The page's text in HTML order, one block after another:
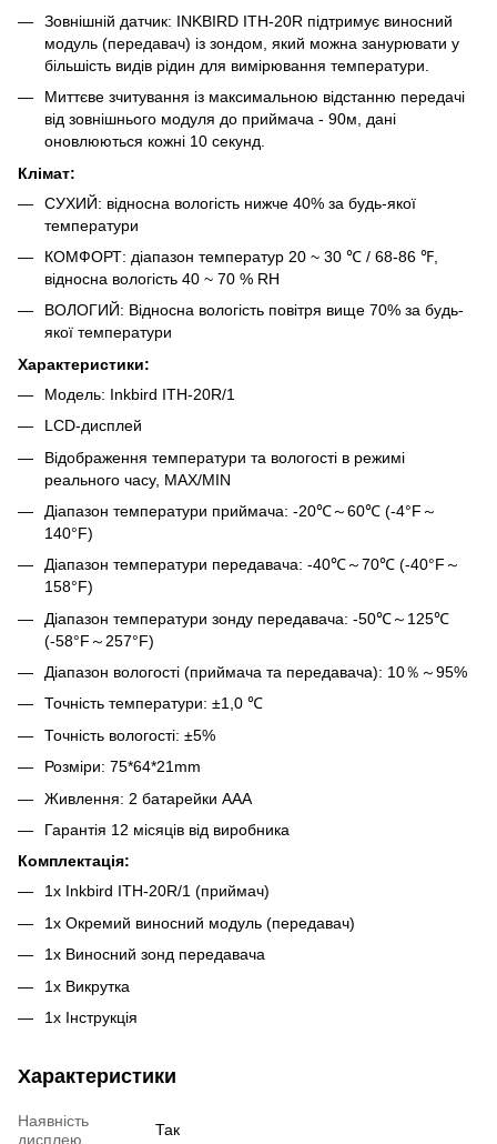
Зовнішній датчик: INKBIRD ITH-20R підтримує виносний
модуль (передавач) із зондом, який можна занурювати у
більшість видів рідин для вимірювання температури.
Миттєве зчитування із максимальною відстанню передачі
від зовнішнього модуля до приймача - 90м, дані
оновлюються кожні 10 секунд.
Клімат:
СУХИЙ: відносна вологість нижче 40% за будь-якої
температури
КОМФОРТ: діапазон температур 20 ~ 30 ℃ / 68-86 ℉,
відносна вологість 40 ~ 70 % RH
ВОЛОГИЙ: Відносна вологість повітря вище 70% за будь-
якої температури
Характеристики:
Модель: Inkbird ITH-20R/1
LCD-дисплей
Відображення температури та вологості в режимі
реального часу, MAX/MIN
Діапазон температури приймача: -20℃～60℃ (-4°F～
140°F)
Діапазон температури передавача: -40℃～70℃ (-40°F～
158°F)
Діапазон температури зонду передавача: -50℃～125℃
(-58°F～257°F)
Діапазон вологості (приймача та передавача): 10％～95%
Точність температури: ±1,0 ℃
Точність вологості: ±5%
Розміри: 75*64*21mm
Живлення: 2 батарейки AAA
Гарантія 12 місяців від виробника
Комплектація:
1х Inkbird ITH-20R/1 (приймач)
1х Окремий виносний модуль (передавач)
1х Виносний зонд передавача
1х Викрутка
1х Інструкція
Характеристики
Наявність
дисплею
Так